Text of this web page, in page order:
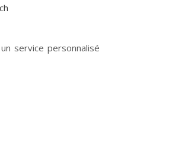
service personnalisé